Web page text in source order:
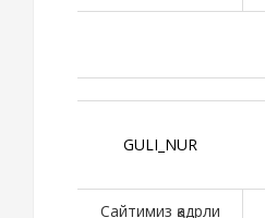
GULI_NUR
Сайтимиз қадрли